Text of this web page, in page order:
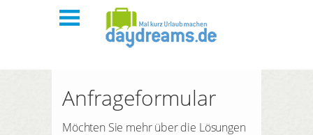
Mitarbeiter begeistern
Kunden & Partner binden
Anfrageformular
Möchten Sie mehr über die Lösungen